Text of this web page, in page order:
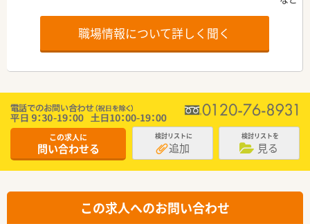
職場情報について詳しく聞く
この求人に
問い合わせる
検討リストに
追加
検討リストを
見る
この求人へのお問い合わせ